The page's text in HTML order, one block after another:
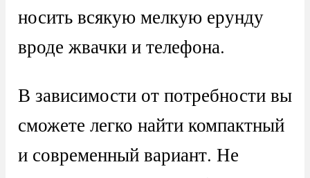
носить всякую мелкую ерунду
вроде жвачки и телефона.
В зависимости от потребности вы
сможете легко найти компактный
и современный вариант. Не